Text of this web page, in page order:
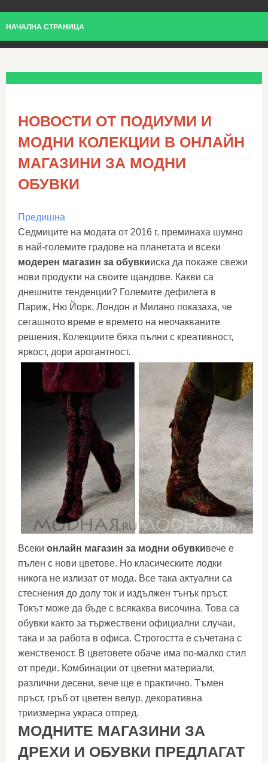
НАЧАЛНА СТРАНИЦА
НОВОСТИ ОТ ПОДИУМИ И
МОДНИ КОЛЕКЦИИ В ОНЛАЙН
МАГАЗИНИ ЗА МОДНИ
ОБУВКИ
Предишна
Седмиците на модата от 2016 г. преминаха шумно
в най-големите градове на планетата и всеки
модерен магазин за обувкииска да покаже свежи
нови продукти на своите щандове. Какви са
днешните тенденции? Големите дефилета в
Париж, Ню Йорк, Лондон и Милано показаха, че
сегашното време е времето на неочакваните
решения. Колекциите бяха пълни с креативност,
яркост, дори арогантност.
Всеки онлайн магазин за модни обувкивече е
пълен с нови цветове. Но класическите лодки
никога не излизат от мода. Все така актуални са
стеснения до долу ток и издължен тънък пръст.
Токът може да бъде с всякаква височина. Това са
обувки както за тържествени официални случаи,
така и за работа в офиса. Строгостта е съчетана с
женственост. В цветовете обаче има по-малко стил
от преди. Комбинации от цветни материали,
различни десени, вече ще е практично. Тъмен
пръст, гръб от цветен велур, декоративна
триизмерна украса отпред.
МОДНИТЕ МАГАЗИНИ ЗА
ДРЕХИ И ОБУВКИ ПРЕДЛАГАТ